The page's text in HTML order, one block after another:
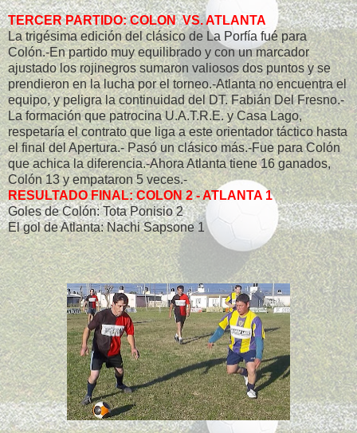
TERCER PARTIDO: COLON VS. ATLANTA
La trigésima edición del clásico de La Porfía fué para
Colón.-En partido muy equilibrado y con un marcador
ajustado los rojinegros sumaron valiosos dos puntos y se
prendieron en la lucha por el torneo.-Atlanta no encuentra el
equipo, y peligra la continuidad del DT. Fabián Del Fresno.-
La formación que patrocina U.A.T.R.E. y Casa Lago,
respetaría el contrato que liga a este orientador táctico hasta
el final del Apertura.- Pasó un clásico más.-Fue para Colón
que achica la diferencia.-Ahora Atlanta tiene 16 ganados,
Colón 13 y empataron 5 veces.-
RESULTADO FINAL: COLON 2 - ATLANTA 1
Goles de Colón: Tota Ponisio 2
El gol de Atlanta: Nachi Sapsone 1